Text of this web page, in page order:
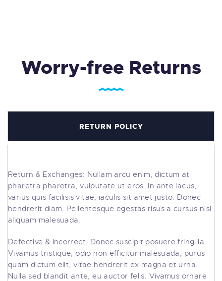
Worry-free Returns
RETURN POLICY
Return & Exchanges: Nullam arcu enim, dictum at
pharetra pharetra, vulputate ut eros. In ante lacus,
varius quis facilisis vitae, iaculis sit amet justo. Donec
hendrerit diam. Pellentesque egestas risus a cursus nisl
aliquam malesuada.
Defective & Incorrect: Donec suscipit posuere fringilla.
Vivamus tristique, odio non efficitur malesuada, purus
quam dictum elit, vitae hendrerit ex magna et urna.
Nulla sed blandit ante, eu auctor felis. Vivamus ornare